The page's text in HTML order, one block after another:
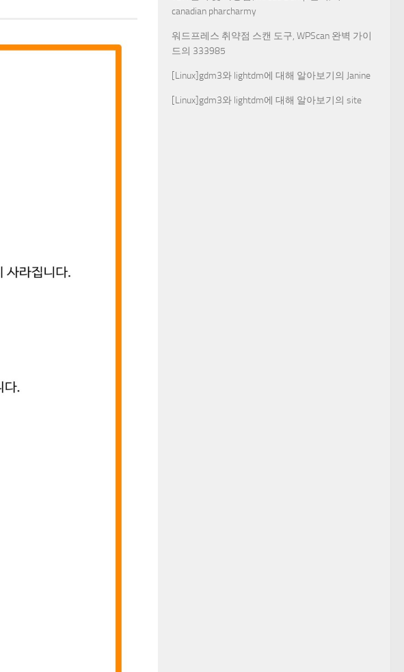
canadian pharcharmy
워드프레스 취약점 스캔 도구, WPScan 완벽 가이
드의 333985
[Linux]gdm3와 lightdm에 대해 알아보기의 Janine
[Linux]gdm3와 lightdm에 대해 알아보기의 site